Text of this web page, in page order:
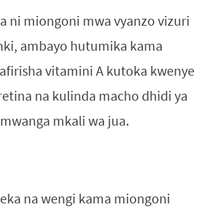
ni miongoni mwa vyanzo vizuri
ambayo hutumika kama
vitamini A kutoka kwenye
na kulinda macho dhidi ya
mkali wa jua.
na wengi kama miongoni